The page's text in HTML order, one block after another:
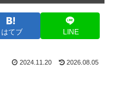
はてブ LINE
2024.11.20 2026.08.05